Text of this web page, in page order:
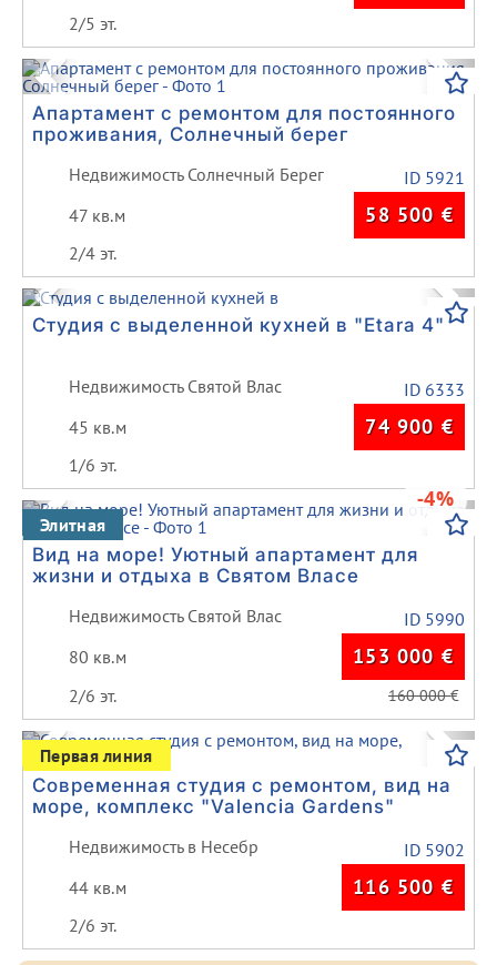
2/5 эт.
Previous Next
Апартамент с ремонтом для постоянного
проживания, Солнечный берег
Недвижимость Солнечный Берег
ID 5921
47 кв.м
58 500 €
2/4 эт.
Previous Next
Студия с выделенной кухней в "Etara 4"
Недвижимость Святой Влас
ID 6333
45 кв.м
74 900 €
1/6 эт.
Previous Next
Элитная
-4%
Вид на море! Уютный апартамент для
жизни и отдыха в Святом Власе
Недвижимость Святой Влас
ID 5990
80 кв.м
153 000 €
2/6 эт. 160 000€
Previous Next
Первая линия
Современная студия с ремонтом, вид на
море, комплекс "Valencia Gardens"
Недвижимость в Несебр
ID 5902
44 кв.м
116 500 €
2/6 эт.